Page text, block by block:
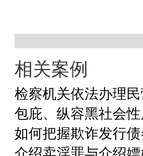
相关案例
检察机关依法办理
包庇、纵容黑社会
如何把握欺诈发行
介绍卖淫罪与介绍